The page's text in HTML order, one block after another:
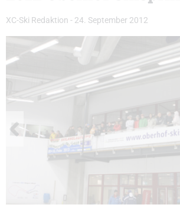
XC-Ski Redaktion - 24. September 2012